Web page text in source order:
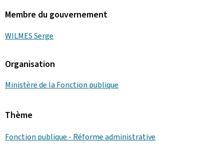
Membre du gouvernement
WILMES Serge
Organisation
Ministère de la Fonction publique
Thème
Fonction publique - Réforme administrative